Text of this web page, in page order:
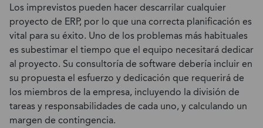
Los imprevistos pueden hacer descarrilar cualquier
proyecto de ERP, por lo que una correcta planificación es
vital para su éxito. Uno de los problemas más habituales
es subestimar el tiempo que el equipo necesitará dedicar
al proyecto. Su consultoría de software debería incluir en
su propuesta el esfuerzo y dedicación que requerirá de
los miembros de la empresa, incluyendo la división de
tareas y responsabilidades de cada uno, y calculando un
margen de contingencia.